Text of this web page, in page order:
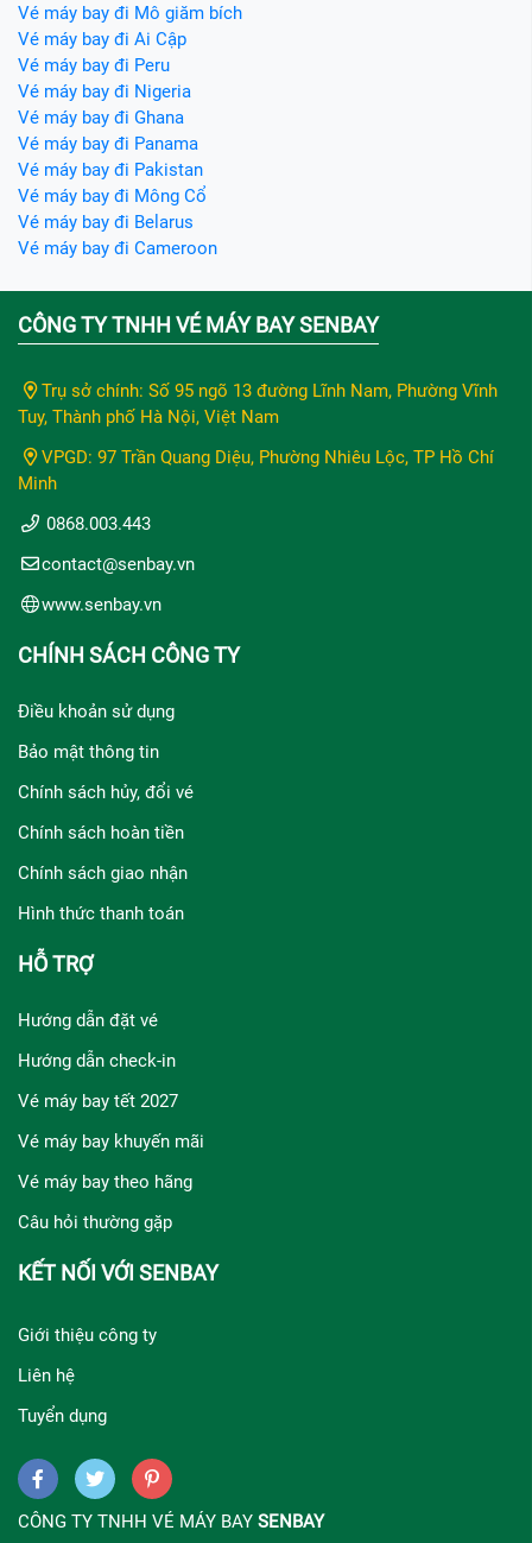
Vé máy bay đi Mô giăm bích
Vé máy bay đi Ai Cập
Vé máy bay đi Peru
Vé máy bay đi Nigeria
Vé máy bay đi Ghana
Vé máy bay đi Panama
Vé máy bay đi Pakistan
Vé máy bay đi Mông Cổ
Vé máy bay đi Belarus
Vé máy bay đi Cameroon
CÔNG TY TNHH VÉ MÁY BAY SENBAY
Trụ sở chính: Số 95 ngõ 13 đường Lĩnh Nam, Phường Vĩnh
Tuy, Thành phố Hà Nội, Việt Nam
VPGD: 97 Trần Quang Diệu, Phường Nhiêu Lộc, TP Hồ Chí
Minh
0868.003.443
contact@senbay.vn
www.senbay.vn
CHÍNH SÁCH CÔNG TY
Điều khoản sử dụng
Bảo mật thông tin
Chính sách hủy, đổi vé
Chính sách hoàn tiền
Chính sách giao nhận
Hình thức thanh toán
HỖ TRỢ
Hướng dẫn đặt vé
Hướng dẫn check-in
Vé máy bay tết 2027
Vé máy bay khuyến mãi
Vé máy bay theo hãng
Câu hỏi thường gặp
KẾT NỐI VỚI SENBAY
Giới thiệu công ty
Liên hệ
Tuyển dụng
CÔNG TY TNHH VÉ MÁY BAY SENBAY